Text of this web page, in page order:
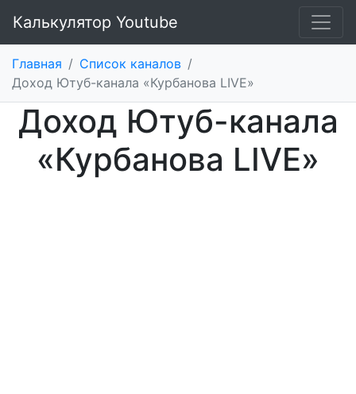
Калькулятор Youtube
Главная / Список каналов /
Доход Ютуб-канала «Курбанова LIVE»
Доход Ютуб-канала
«Курбанова LIVE»